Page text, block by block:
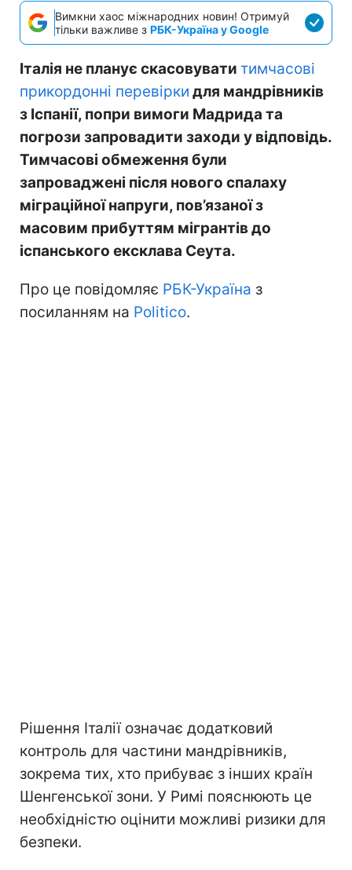
Вимкни хаос міжнародних новин! Отримуй
тільки важливе з РБК-Україна у Google
Італія не планує скасовувати тимчасові
прикордонні перевірки для мандрівників
з Іспанії, попри вимоги Мадрида та
погрози запровадити заходи у відповідь.
Тимчасові обмеження були
запроваджені після нового спалаху
міграційної напруги, пов’язаної з
масовим прибуттям мігрантів до
іспанського ексклава Сеута.
Про це повідомляє РБК-Україна з
посиланням на Politico.
Рішення Італії означає додатковий
контроль для частини мандрівників,
зокрема тих, хто прибуває з інших країн
Шенгенської зони. У Римі пояснюють це
необхідністю оцінити можливі ризики для
безпеки.